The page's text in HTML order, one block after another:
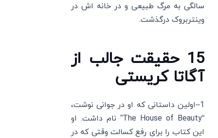
سالگی به مرگ طبیعی و در خانه‌ اش در
وینتربروک درگذشت.
15 حقیقت جالب از
آگاتا کریستی
1–اولین داستانی که او در جوانی نوشت،
“The House of Beauty” نام داشت. او
این کتاب را برای رفع کسالت وقتی که در